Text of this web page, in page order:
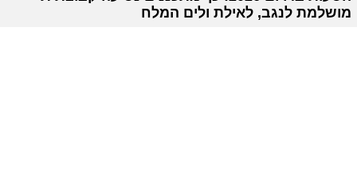
מושלמת לנגב, לאילת ולים המלח